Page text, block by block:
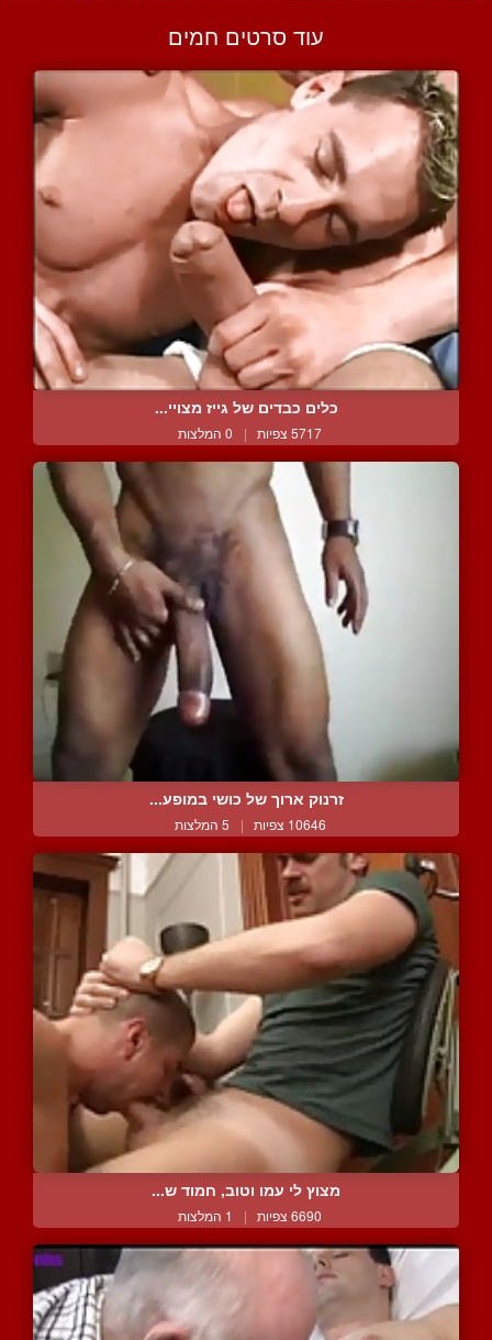
עוד סרטים חמים
כלים כבדים של גייז מצויי...
5717 צפיות | 0 המלצות
זרנוק ארוך של כושי במופע...
10646 צפיות | 5 המלצות
מצוץ לי עמו וטוב, חמוד ש...
6690 צפיות | 1 המלצות